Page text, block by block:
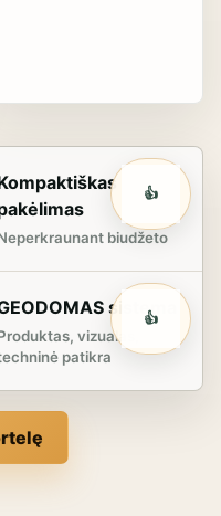
👍
biudžeto
👍
sistema
vizualas,
patikra